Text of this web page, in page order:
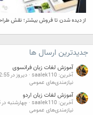
از دیده شدن تا فروش بیشتر؛ نقش
جدیدترین ارسال ها
آموزش لغات زبان فرانسوی
آخرین: saalek110
دیروز در 12:55 بعد از ظهر
نیازمندی‌های عمومی
آموزش لغات زبان اردو
آخرین: saalek110
چهارشنبه در 5:45 قبل از ظهر
نیازمندی‌های عمومی